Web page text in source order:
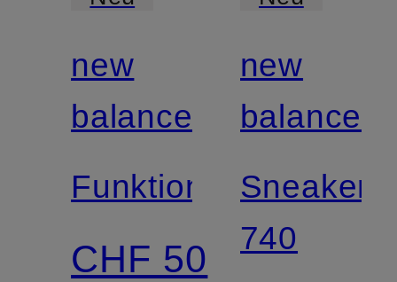
new
balance
Funktionsshirt
CHF 50
new
balance
Sneaker
740